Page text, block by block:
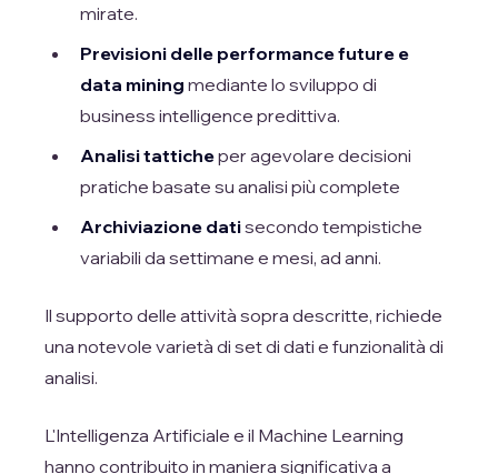
mirate.
Previsioni delle performance future e
data mining mediante lo sviluppo di
business intelligence predittiva.
Analisi tatticheper agevolare decisioni
pratiche basate su analisi più complete
Archiviazione datisecondo tempistiche
variabili da settimane e mesi, ad anni.
Il supporto delle attività sopra descritte, richiede
una notevole varietà di set di dati e funzionalità di
analisi.
L'Intelligenza Artificiale e il Machine Learning
hanno contribuito in maniera significativa a